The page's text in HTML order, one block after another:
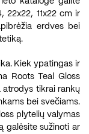
22x22, 11x22 cm ir
erdves bei
Kiek ypatingas ir
Roots Teal Gloss
atrodys tikrai rankų
bei svečiams.
plytelių valymas
galėsite sužinoti ar